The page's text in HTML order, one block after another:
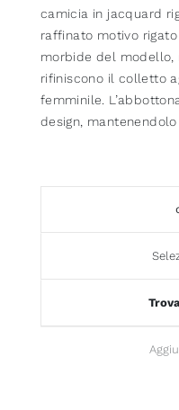
camicia in jacquard
raffinato motivo
morbide del
rifiniscono il colletto
femminile.
design,